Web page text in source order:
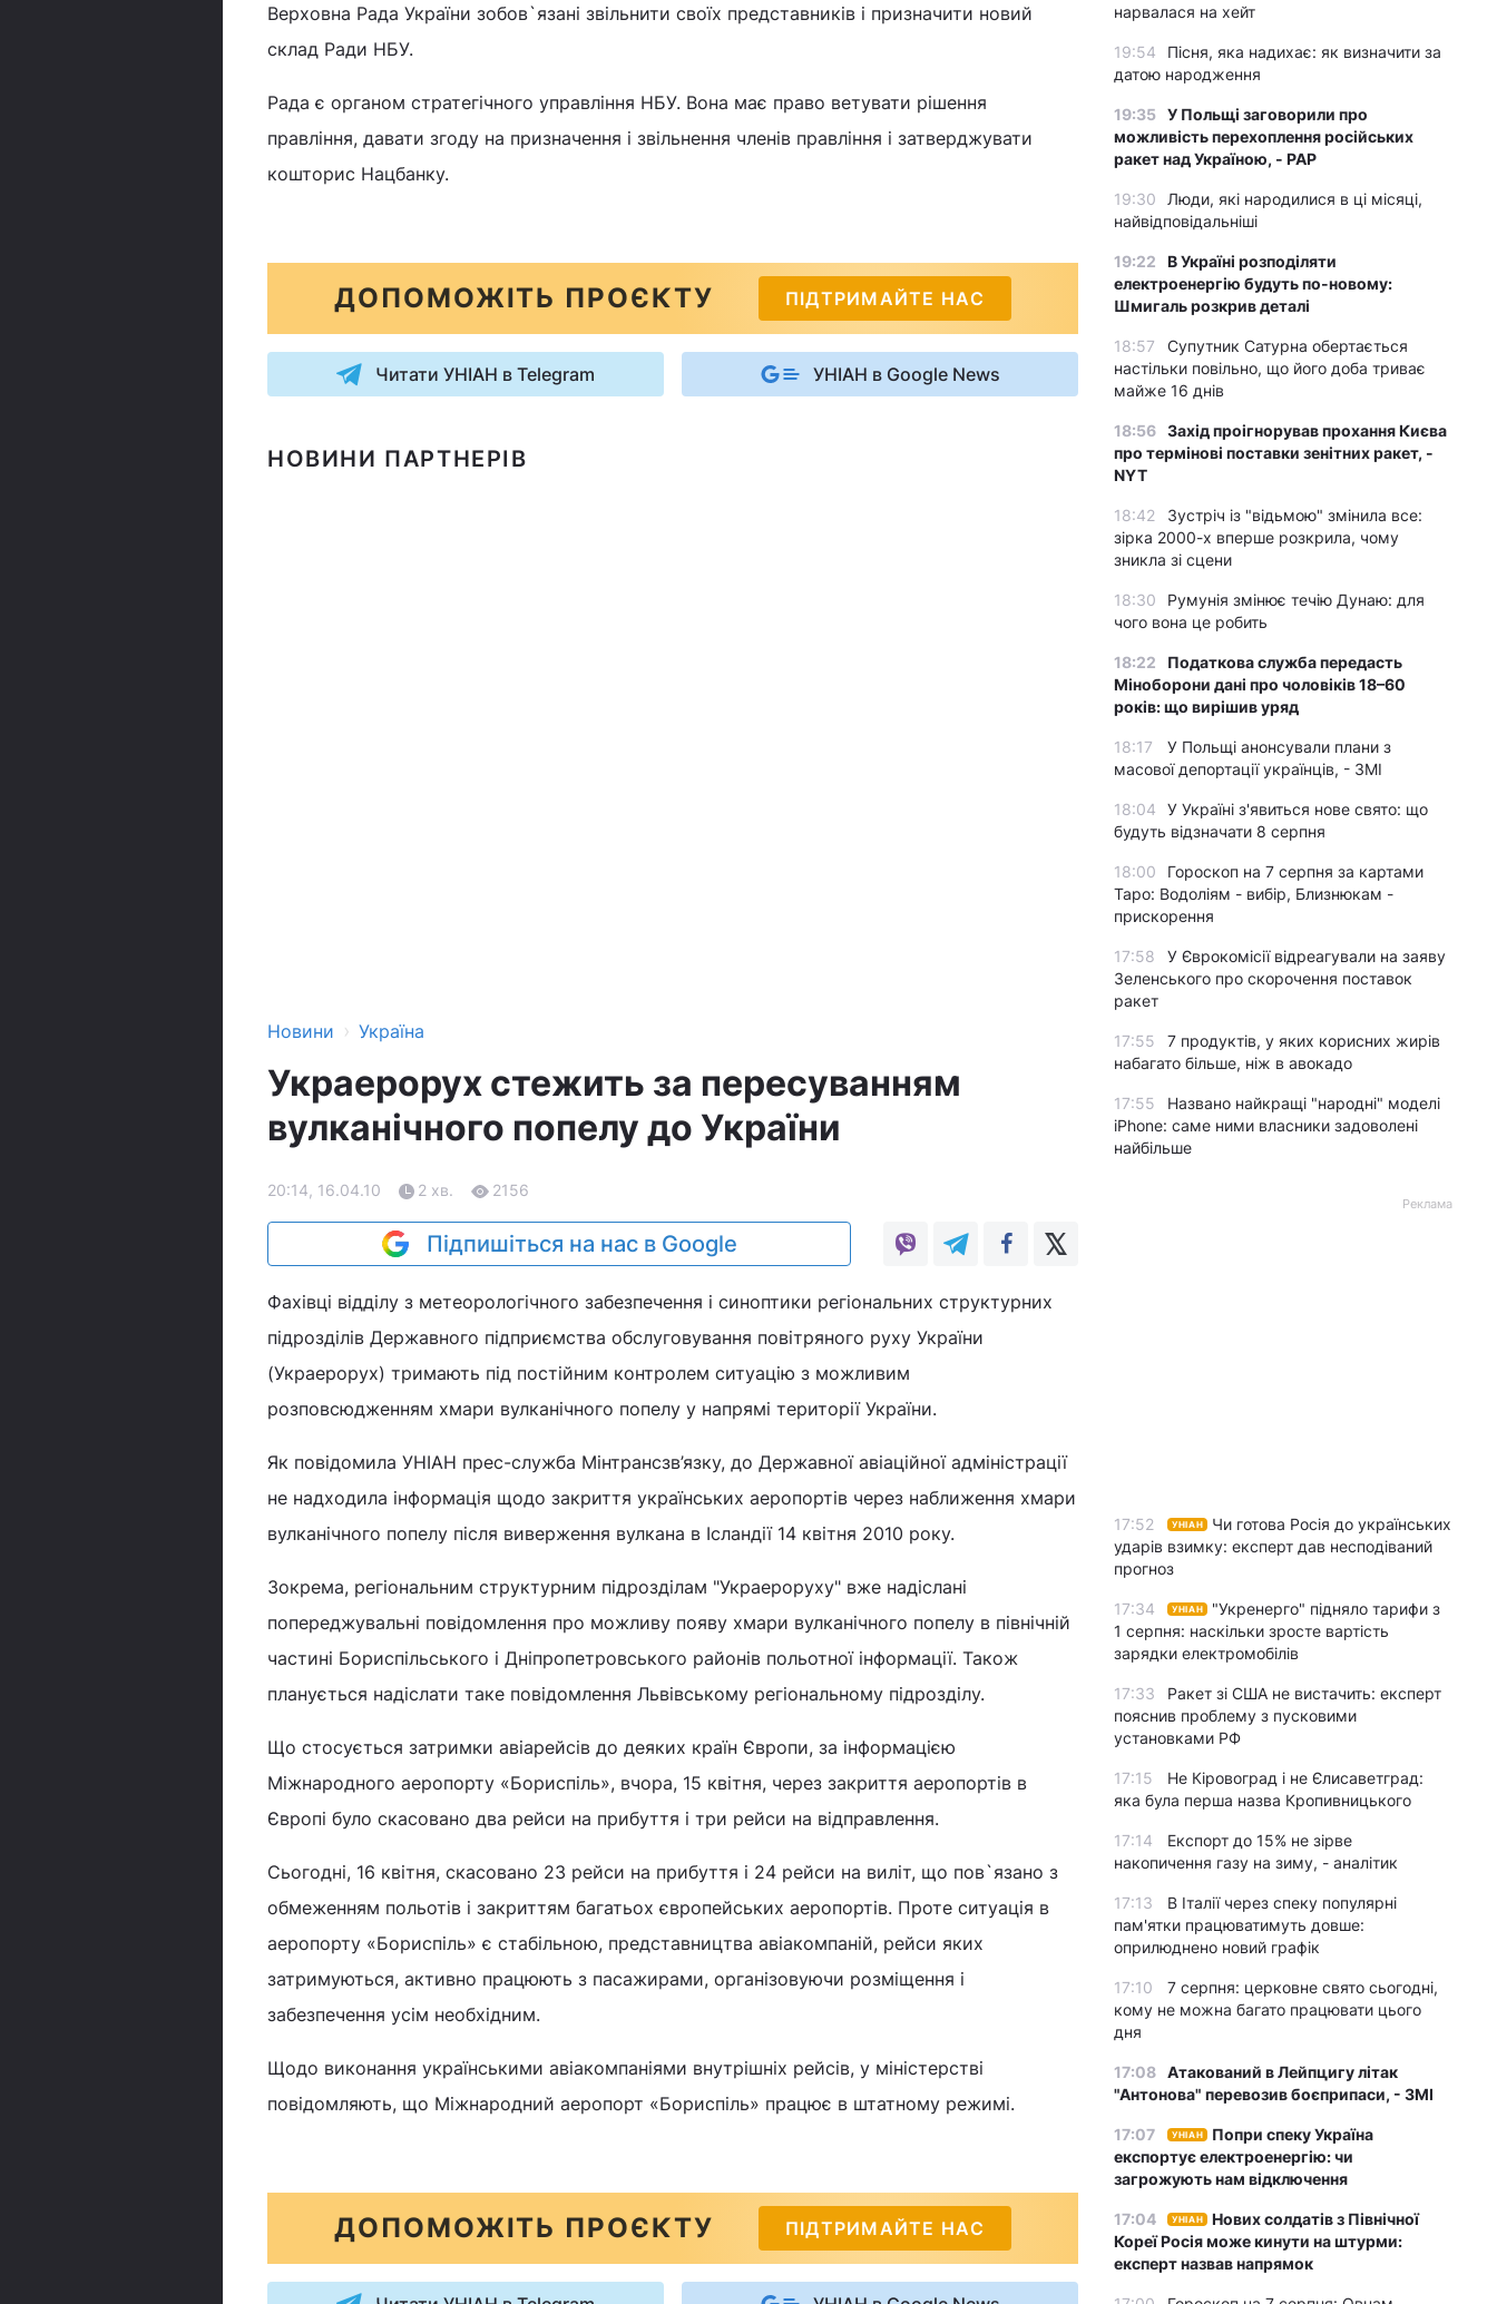
Верховна Рада України зобов`язані звільнити своїх представників і призначити новий
склад Ради НБУ.
Рада є органом стратегічного управління НБУ. Вона має право ветувати рішення
правління, давати згоду на призначення і звільнення членів правління і затверджувати
кошторис Нацбанку.
ДОПОМОЖІТЬ ПРОЄКТУ ПІДТРИМАЙТЕ НАС
Читати УНІАН в Telegram УНІАН в Google News
НОВИНИ ПАРТНЕРІВ
Новини › Україна
Украерорух стежить за пересуванням
вулканічного попелу до України
20:14, 16.04.10 2 хв. 2156
Підпишіться на нас в Google
Фахівці відділу з метеорологічного забезпечення і синоптики регіональних структурних
підрозділів Державного підприємства обслуговування повітряного руху України
(Украерорух) тримають під постійним контролем ситуацію з можливим
розповсюдженням хмари вулканічного попелу у напрямі території України.
Як повідомила УНІАН прес-служба Мінтрансзв’язку, до Державної авіаційної адміністрації
не надходила інформація щодо закриття українських аеропортів через наближення хмари
вулканічного попелу після виверження вулкана в Ісландії 14 квітня 2010 року.
Зокрема, регіональним структурним підрозділам "Украероруху" вже надіслані
попереджувальні повідомлення про можливу появу хмари вулканічного попелу в північній
частині Бориспільського і Дніпропетровського районів польотної інформації. Також
планується надіслати таке повідомлення Львівському регіональному підрозділу.
Що стосується затримки авіарейсів до деяких країн Європи, за інформацією
Міжнародного аеропорту «Бориспіль», вчора, 15 квітня, через закриття аеропортів в
Європі було скасовано два рейси на прибуття і три рейси на відправлення.
Сьогодні, 16 квітня, скасовано 23 рейси на прибуття і 24 рейси на виліт, що пов`язано з
обмеженням польотів і закриттям багатьох європейських аеропортів. Проте ситуація в
аеропорту «Бориспіль» є стабільною, представництва авіакомпаній, рейси яких
затримуються, активно працюють з пасажирами, організовуючи розміщення і
забезпечення усім необхідним.
Щодо виконання українськими авіакомпаніями внутрішніх рейсів, у міністерстві
повідомляють, що Міжнародний аеропорт «Бориспіль» працює в штатному режимі.
ДОПОМОЖІТЬ ПРОЄКТУ ПІДТРИМАЙТЕ НАС
нарвалася на хейт
19:54
Пісня, яка надихає: як визначити за
датою народження
19:35 У Польщі заговорили про
можливість перехоплення російських
ракет над Україною, - PAP
19:30
Люди, які народилися в ці місяці,
найвідповідальніші
19:22
В Україні розподіляти
електроенергію будуть по-новому:
Шмигаль розкрив деталі
18:57
Супутник Сатурна обертається
настільки повільно, що його доба триває
майже 16 днів
18:56 Захід проігнорував прохання Києва
про термінові поставки зенітних ракет, -
NYT
18:42
Зустріч із "відьмою" змінила все:
зірка 2000-х вперше розкрила, чому
зникла зі сцени
18:30
Румунія змінює течію Дунаю: для
чого вона це робить
18:22
Податкова служба передасть
Міноборони дані про чоловіків 18–60
років: що вирішив уряд
18:17
У Польщі анонсували плани з
масової депортації українців, - ЗМІ
18:04
У Україні з'явиться нове свято: що
будуть відзначати 8 серпня
18:00
Гороскоп на 7 серпня за картами
Таро: Водоліям - вибір, Близнюкам -
прискорення
17:58
У Єврокомісії відреагували на заяву
Зеленського про скорочення поставок
ракет
17:55
7 продуктів, у яких корисних жирів
набагато більше, ніж в авокадо
17:55
Названо найкращі "народні" моделі
iPhone: саме ними власники задоволені
найбільше
Реклама
17:52 УНІАН
Чи готова Росія до українських
ударів взимку: експерт дав несподіваний
прогноз
17:34 УНІАН
"Укренерго" підняло тарифи з
1 серпня: наскільки зросте вартість
зарядки електромобілів
17:33
Ракет зі США не вистачить: експерт
пояснив проблему з пусковими
установками РФ
17:15
Не Кіровоград і не Єлисаветград:
яка була перша назва Кропивницького
17:14
Експорт до 15% не зірве
накопичення газу на зиму, - аналітик
17:13
В Італії через спеку популярні
пам'ятки працюватимуть довше:
оприлюднено новий графік
17:10
7 серпня: церковне свято сьогодні,
кому не можна багато працювати цього
дня
17:08 Атакований в Лейпцигу літак
"Антонова" перевозив боєприпаси, - ЗМІ
17:07 УНІАН
Попри спеку Україна
експортує електроенергію: чи
загрожують нам відключення
17:04 УНІАН
Нових солдатів з Північної
Кореї Росія може кинути на штурми:
експерт назвав напрямок